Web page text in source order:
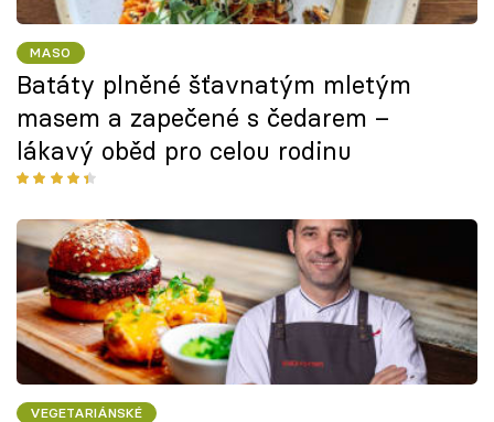
MASO
Batáty plněné šťavnatým mletým
masem a zapečené s čedarem –
lákavý oběd pro celou rodinu
VEGETARIÁNSKÉ